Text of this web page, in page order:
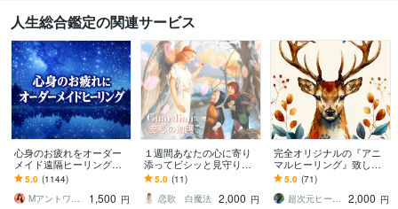
人生総合鑑定の関連サービス
心身のお疲れをオーダー
メイド遠隔ヒーリングし
ます お疲れが取れない、
スッキリしない❤基本即レ
スです❤
5.0 (1144)
Mアントワネット＠駆け込み寺
1,500 円
１週間あなたの心に寄り
添ってビシッと見守りま
す 大切な家族や恋人、身
の回りの安心安全を願い
寄り添います。
5.0 (11)
恋歌 白魔法 2,000 円
完全オリジナルの『アニ
マルヒーリング』致しま
す 安心の『3日間』心を込
めてサポート致します❤️
5.0 (71)
超次元ヒーラー みい
2,000 円